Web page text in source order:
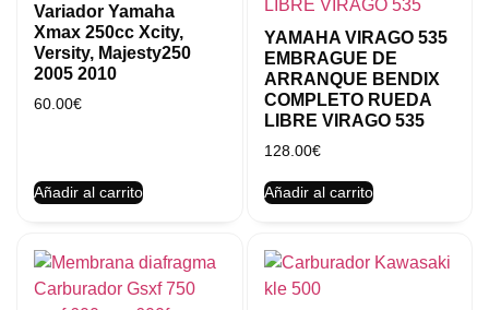
Variador Yamaha
Xmax 250cc Xcity,
Versity, Majesty250
2005 2010
60.00€
Añadir al carrito
YAMAHA VIRAGO 535
EMBRAGUE DE
ARRANQUE BENDIX
COMPLETO RUEDA
LIBRE VIRAGO 535
128.00€
Añadir al carrito